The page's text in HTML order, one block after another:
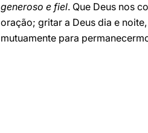
generoso e fiel. Que Deus nos
oração; gritar a Deus dia e
mutuamente para